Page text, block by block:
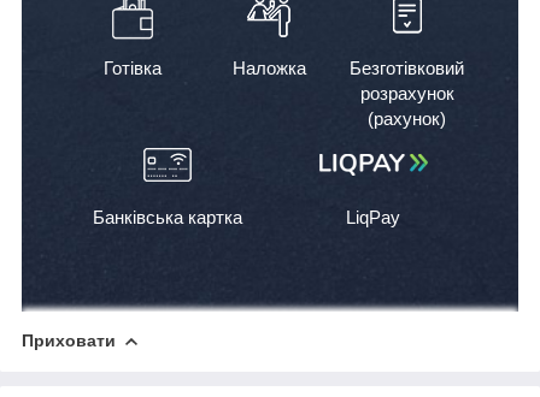
Готівка Наложка
Безготівковий
розрахунок
(рахунок)
Банківська картка LiqPay
Приховати